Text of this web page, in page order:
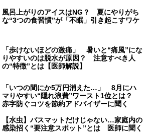
風呂上がりのアイスはNG？ 夏にやりがち
な“3つの食習慣”が「不眠」引き起こすワケ
「歩けないほどの激痛」 暑いと“痛風”にな
りやすいのは脱水が原因？ 注意すべき人
の“特徴”とは【医師解説】
「いつの間にか5万円消えた…」 8月にハ
マりやすい“隠れ浪費”ワースト1位とは？
赤字防ぐコツを節約アドバイザーに聞く
【水虫】バスマットだけじゃない…家庭内の
感染招く“要注意スポット”とは 医師に聞く